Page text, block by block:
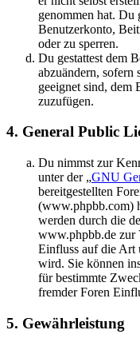
genommen hat. Du
Benutzerkonto,
oder zu sperren.
Du gestattest dem
abzuändern, sofern
geeignet sind, dem
zuzufügen.
4. General Public
Du nimmst zur
unter der „GNU
bereitgestellten
(www.phpbb.com)
werden durch die
www.phpbb.de zur
Einfluss auf die Art
wird. Sie können
für bestimmte
fremder Foren
5. Gewährleistung